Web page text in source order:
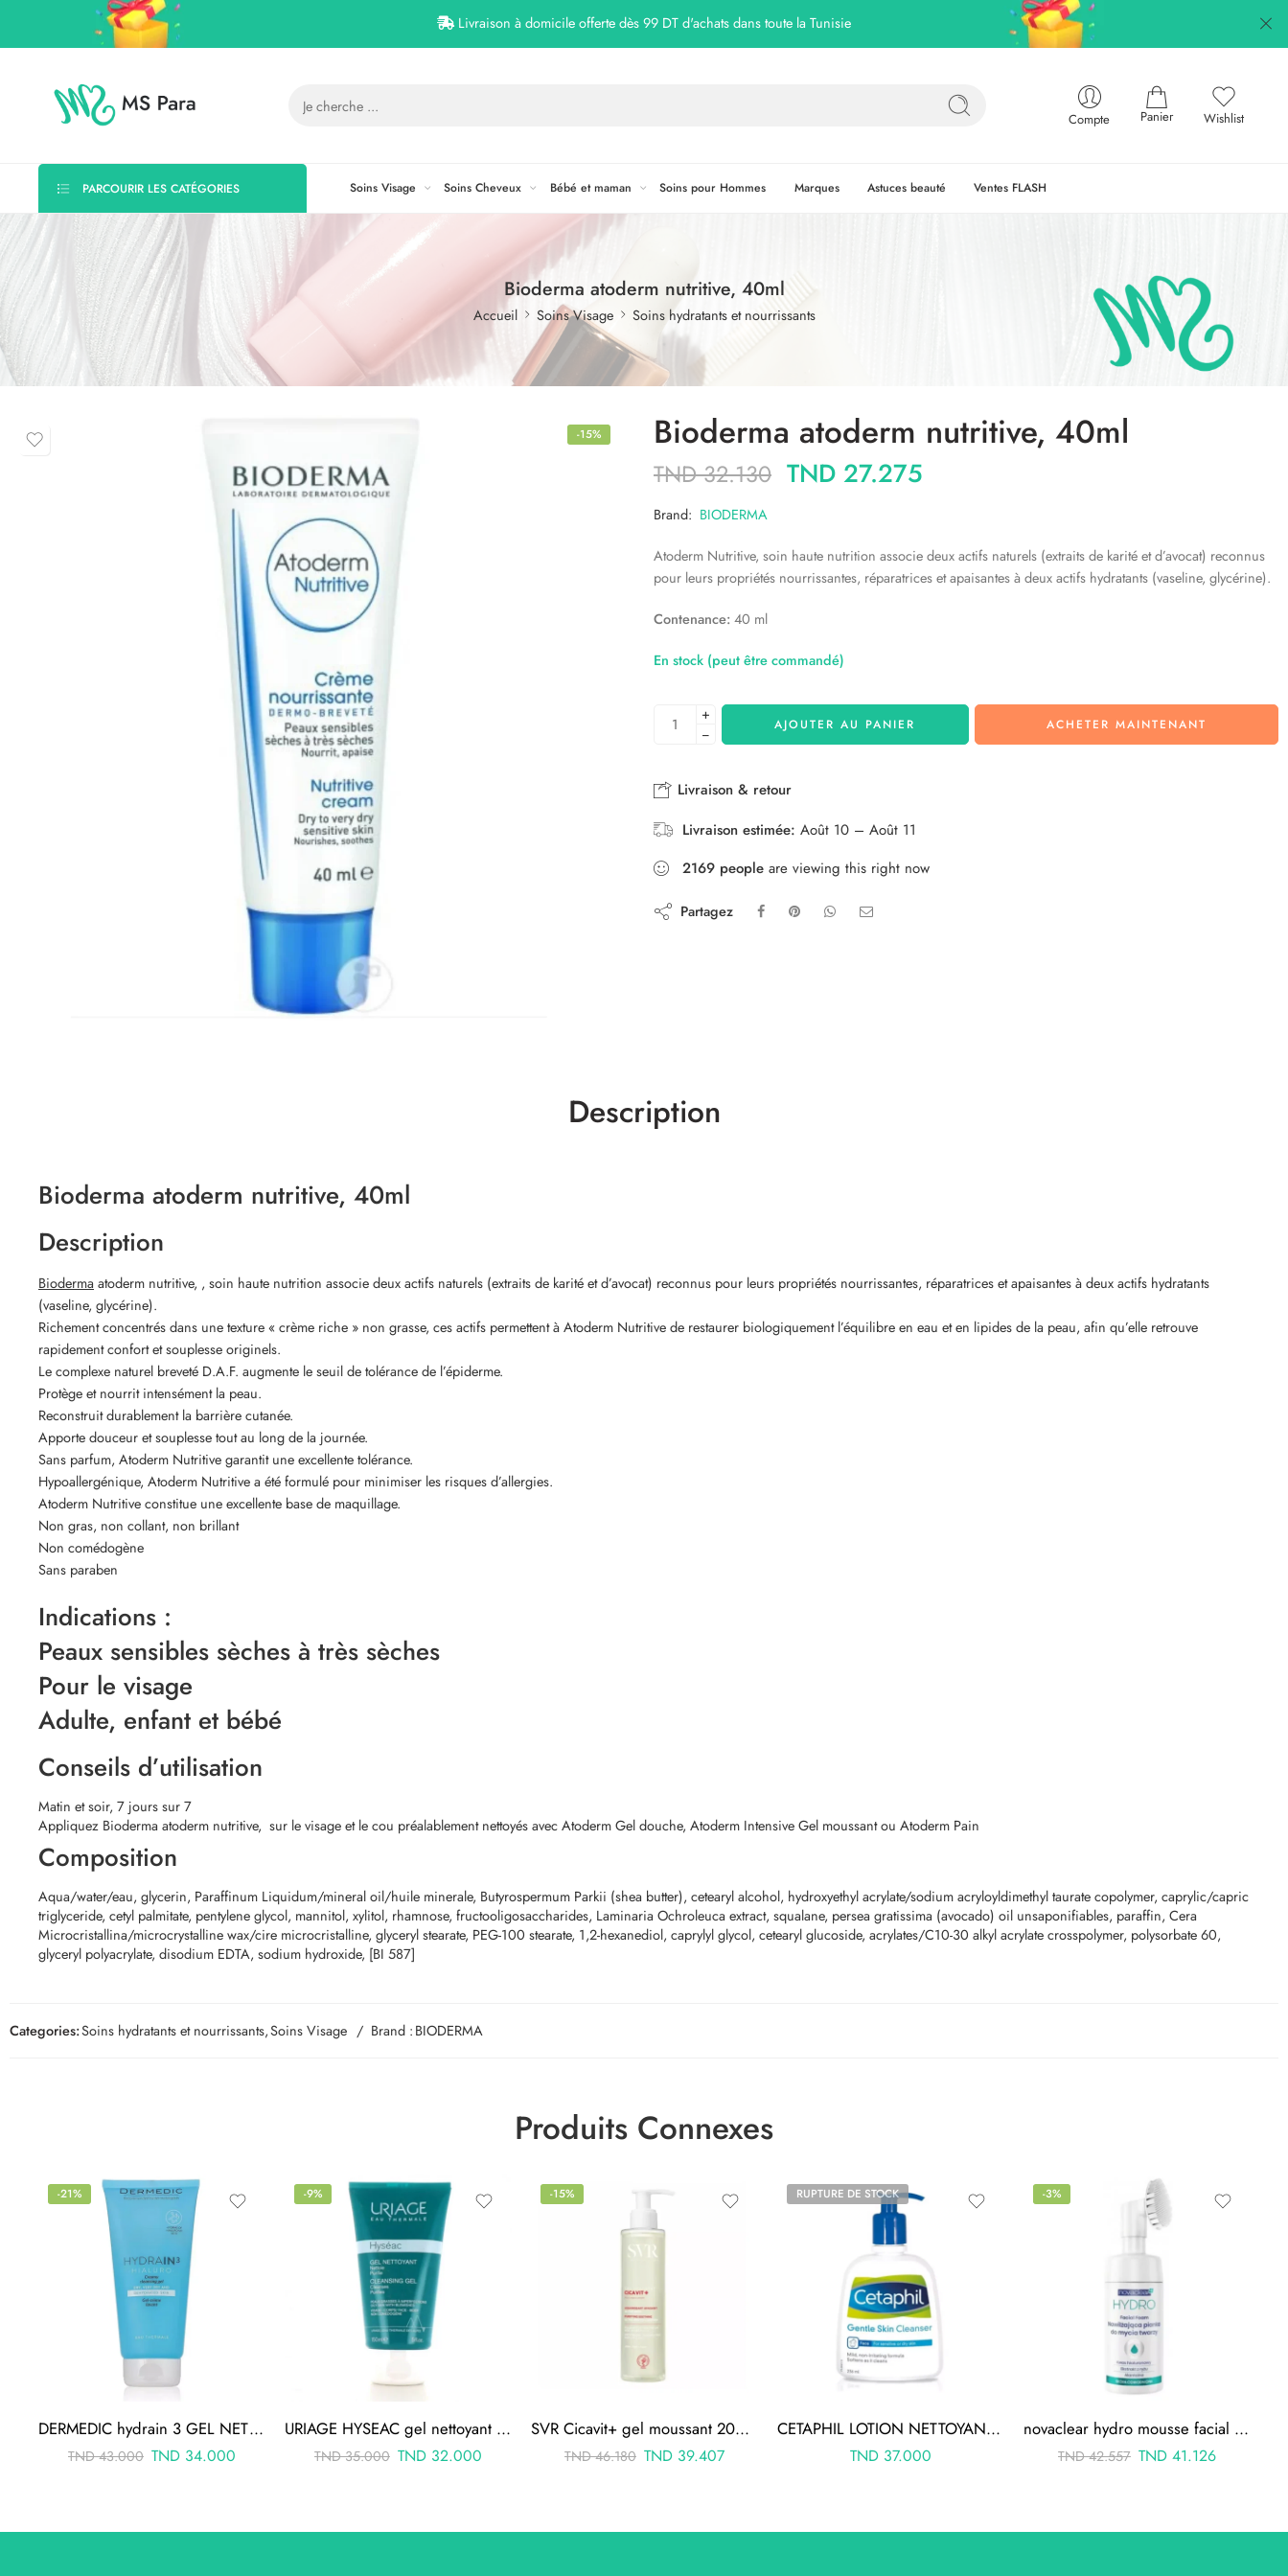
Livraison à domicile offerte dès 99 DT d'achats dans toute la Tunisie
Compte Panier Wishlist
PARCOURIR LES CATÉGORIES Soins Visage Soins Cheveux Bébé et maman Soins pour Hommes Marques Astuces beauté Ventes FLASH
Bioderma atoderm nutritive, 40ml
Accueil Soins Visage Soins hydratants et nourrissants
-15% Bioderma atoderm nutritive, 40ml
TND32.130 TND 27.275
Brand: BIODERMA
Atoderm Nutritive, soin haute nutrition associe deux actifs naturels (extraits de karité et d’avocat) reconnus
pour leurs propriétés nourrissantes, réparatrices et apaisantes à deux actifs hydratants (vaseline, glycérine).
Contenance:40 ml
En stock (peut être commandé)
+
−
AJOUTER AU PANIER ACHETER MAINTENANT
Livraison & retour
Livraison estimée: Août 10 – Août 11
2169 people are viewing this right now
Partagez
Description
Bioderma atoderm nutritive, 40ml
Description
Bioderma atoderm nutritive, , soin haute nutrition associe deux actifs naturels (extraits de karité et d’avocat) reconnus pour leurs propriétés nourrissantes, réparatrices et apaisantes à deux actifs hydratants
(vaseline, glycérine).
Richement concentrés dans une texture « crème riche » non grasse, ces actifs permettent à Atoderm Nutritive de restaurer biologiquement l’équilibre en eau et en lipides de la peau, afin qu’elle retrouve
rapidement confort et souplesse originels.
Le complexe naturel breveté D.A.F. augmente le seuil de tolérance de l’épiderme.
Protège et nourrit intensément la peau.
Reconstruit durablement la barrière cutanée.
Apporte douceur et souplesse tout au long de la journée.
Sans parfum, Atoderm Nutritive garantit une excellente tolérance.
Hypoallergénique, Atoderm Nutritive a été formulé pour minimiser les risques d’allergies.
Atoderm Nutritive constitue une excellente base de maquillage.
Non gras, non collant, non brillant
Non comédogène
Sans paraben
Indications :
Peaux sensibles sèches à très sèches
Pour le visage
Adulte, enfant et bébé
Conseils d’utilisation
Matin et soir, 7 jours sur 7
Appliquez Bioderma atoderm nutritive, sur le visage et le cou préalablement nettoyés avec Atoderm Gel douche, Atoderm Intensive Gel moussant ou Atoderm Pain
Composition
Aqua/water/eau, glycerin, Paraffinum Liquidum/mineral oil/huile minerale, Butyrospermum Parkii (shea butter), cetearyl alcohol, hydroxyethyl acrylate/sodium acryloyldimethyl taurate copolymer, caprylic/capric
triglyceride, cetyl palmitate, pentylene glycol, mannitol, xylitol, rhamnose, fructooligosaccharides, Laminaria Ochroleuca extract, squalane, persea gratissima (avocado) oil unsaponifiables, paraffin, Cera
Microcristallina/microcrystalline wax/cire microcristalline, glyceryl stearate, PEG-100 stearate, 1,2-hexanediol, caprylyl glycol, cetearyl glucoside, acrylates/C10-30 alkyl acrylate crosspolymer, polysorbate 60,
glyceryl polyacrylate, disodium EDTA, sodium hydroxide, [BI 587]
Categories:Soins hydratants et nourrissants,Soins Visage Brand :BIODERMA
Produits Connexes
-21%
DERMEDIC hydrain 3 GEL NETTOYANT 200G
TND43.000 TND 34.000
-9%
URIAGE HYSEAC gel nettoyant 150ML
TND35.000 TND 32.000
-15%
SVR Cicavit+ gel moussant 200ml
TND46.180 TND 39.407
RUPTURE DE STOCK
CETAPHIL LOTION NETTOYANTE 236ML
TND 37.000
-3%
novaclear hydro mousse facial 100ml + brosse
TND42.557 TND 41.126